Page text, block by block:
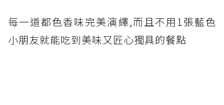
每一道都色香味完美演繹,而且不用1張藍色
小朋友就能吃到美味又匠心獨具的餐點